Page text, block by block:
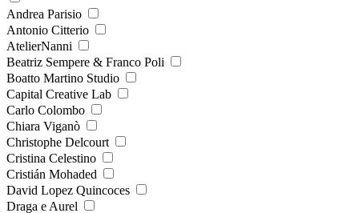
Andrea Parisio
Antonio Citterio
AtelierNanni
Beatriz Sempere & Franco Poli
Boatto Martino Studio
Capital Creative Lab
Carlo Colombo
Chiara Viganò
Christophe Delcourt
Cristina Celestino
Cristián Mohaded
David Lopez Quincoces
Draga e Aurel